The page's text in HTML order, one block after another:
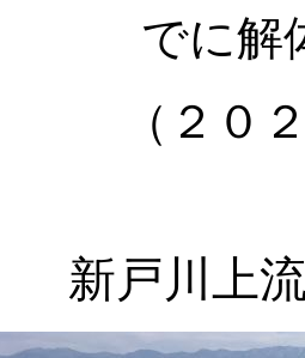
でに解
（２０
新戸川上